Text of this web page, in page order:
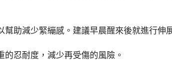
助減少緊繃感。建議早晨醒來後就進行伸
忍耐度，減少再受傷的風險。